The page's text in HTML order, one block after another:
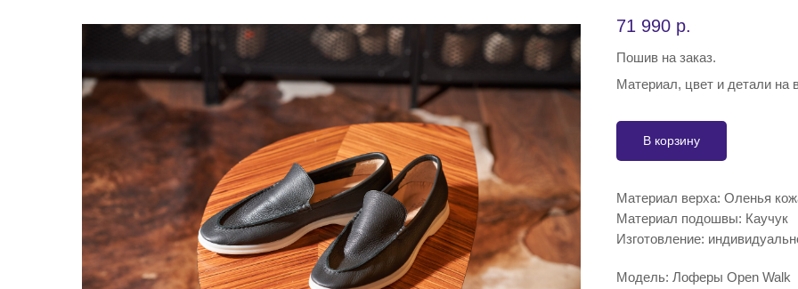
71 990 р.
Пошив на заказ.
Материал, цвет и детали на
В корзину
Материал верха: Оленья
Материал подошвы: Каучук
Изготовление:
Модель: Лоферы Open Walk